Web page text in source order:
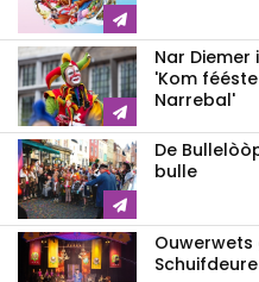
Nar Diemer
'Kom
Narrebal'
De
bulle
Ouwerwets
Schuifdeure